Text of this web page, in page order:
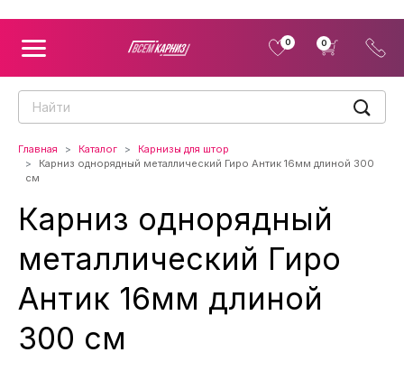
0 0
Главная Каталог
Карнизы для штор
Карниз однорядный металлический Гиро Антик 16мм длиной 300
см
Карниз однорядный
металлический Гиро
Антик 16мм длиной
300 см